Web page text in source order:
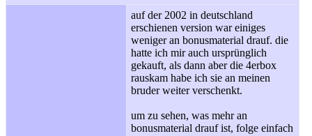
auf der 2002 in deutschland
erschienen version war einiges
weniger an bonusmaterial drauf. die
hatte ich mir auch ursprünglich
gekauft, als dann aber die 4erbox
rauskam habe ich sie an meinen
bruder weiter verschenkt.
um zu sehen, was mehr an
bonusmaterial drauf ist, folge einfach